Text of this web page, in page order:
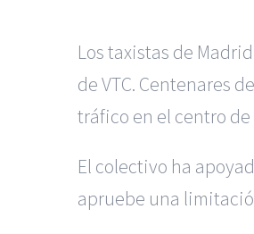
Los taxistas de
de VTC. Centenares
tráfico en el centro
El colectivo ha
apruebe una